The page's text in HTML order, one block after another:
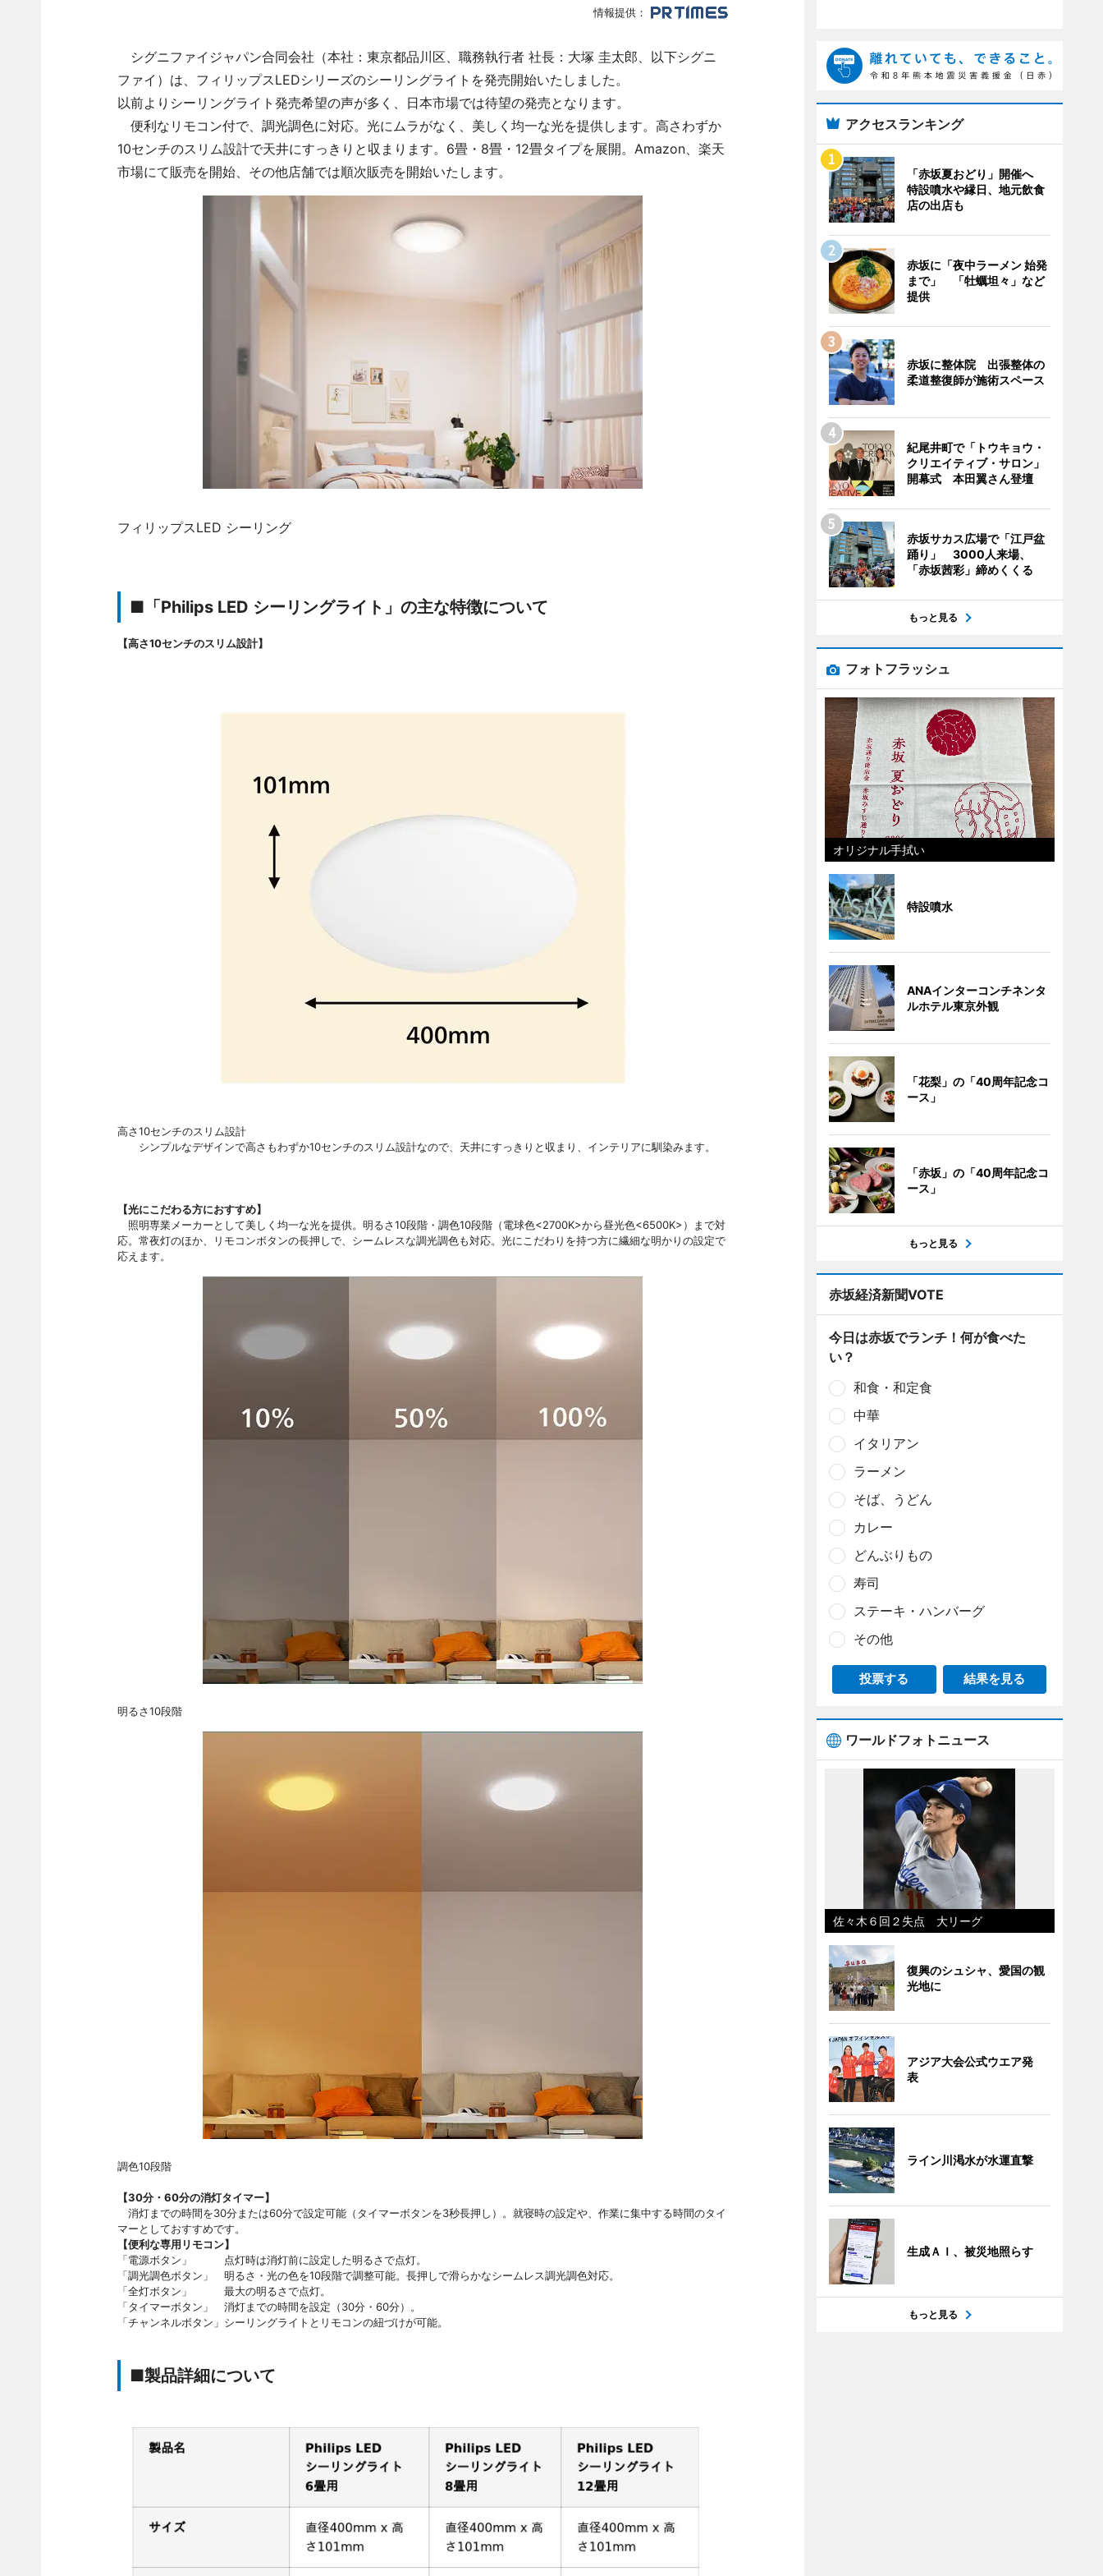
情報提供：
シグニファイジャパン合同会社（本社：東京都品川区、職務執行者 社長：大塚 圭太郎、以下シグニ
ファイ）は、フィリップスLEDシリーズのシーリングライトを発売開始いたしました。
以前よりシーリングライト発売希望の声が多く、日本市場では待望の発売となります。
便利なリモコン付で、調光調色に対応。光にムラがなく、美しく均一な光を提供します。高さわずか
10センチのスリム設計で天井にすっきりと収まります。6畳・8畳・12畳タイプを展開。Amazon、楽天
市場にて販売を開始、その他店舗では順次販売を開始いたします。
フィリップスLED シーリング
■「Philips LED シーリングライト」の主な特徴について
【高さ10センチのスリム設計】
高さ10センチのスリム設計
シンプルなデザインで高さもわずか10センチのスリム設計なので、天井にすっきりと収まり、インテリアに馴染みます。
【光にこだわる方におすすめ】
照明専業メーカーとして美しく均一な光を提供。明るさ10段階・調色10段階（電球色<2700K>から昼光色<6500K>）まで対
応。常夜灯のほか、リモコンボタンの長押しで、シームレスな調光調色も対応。光にこだわりを持つ方に繊細な明かりの設定で
応えます。
明るさ10段階
調色10段階
【30分・60分の消灯タイマー】
消灯までの時間を30分または60分で設定可能（タイマーボタンを3秒長押し）。就寝時の設定や、作業に集中する時間のタイ
マーとしておすすめです。
【便利な専用リモコン】
「電源ボタン」 点灯時は消灯前に設定した明るさで点灯。
「調光調色ボタン」 明るさ・光の色を10段階で調整可能。長押しで滑らかなシームレス調光調色対応。
「全灯ボタン」 最大の明るさで点灯。
「タイマーボタン」 消灯までの時間を設定（30分・60分）。
「チャンネルボタン」シーリングライトとリモコンの紐づけが可能。
■製品詳細について
アクセスランキング
「赤坂夏おどり」開催へ
特設噴水や縁日、地元飲食
店の出店も
赤坂に「夜中ラーメン 始発
まで」 「牡蠣坦々」など
提供
赤坂に整体院 出張整体の
柔道整復師が施術スペース
紀尾井町で「トウキョウ・
クリエイティブ・サロン」
開幕式 本田翼さん登壇
赤坂サカス広場で「江戸盆
踊り」 3000人来場、
「赤坂茜彩」締めくくる
もっと見る
フォトフラッシュ
オリジナル手拭い
特設噴水
ANAインターコンチネンタ
ルホテル東京外観
「花梨」の「40周年記念コ
ース」
「赤坂」の「40周年記念コ
ース」
もっと見る
赤坂経済新聞VOTE
今日は赤坂でランチ！何が食べた
い？
和食・和定食
中華
イタリアン
ラーメン
そば、うどん
カレー
どんぶりもの
寿司
ステーキ・ハンバーグ
その他
投票する 結果を見る
ワールドフォトニュース
佐々木６回２失点 大リーグ
復興のシュシャ、愛国の観
光地に
アジア大会公式ウエア発
表
ライン川渇水が水運直撃
生成ＡＩ、被災地照らす
もっと見る